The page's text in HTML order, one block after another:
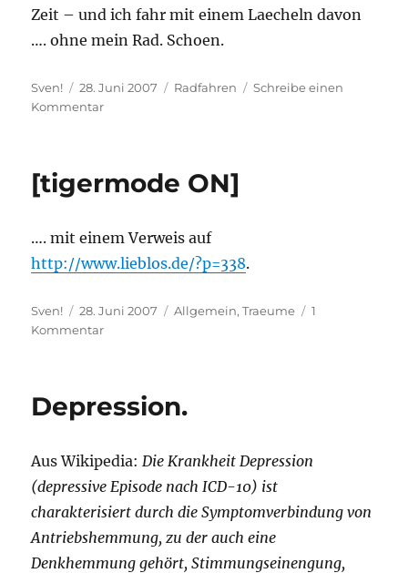
Zeit – und ich fahr mit einem Laecheln davon
…. ohne mein Rad. Schoen.
Autor
Sven!
Veröffentlicht
am
28. Juni 2007 Kategorien
Radfahren
Schreibe einen
Kommentarzu
[tigermode ON]
…. mit einem Verweis auf
http://www.lieblos.de/?p=338.
Autor
Sven!
Veröffentlicht
am
28. Juni 2007 Kategorien
Allgemein,Traeume
1
Kommentarzu
Depression.
Aus Wikipedia: Die Krankheit Depression
(depressive Episode nach ICD-10) ist
charakterisiert durch die Symptomverbindung von
Antriebshemmung, zu der auch eine
Denkhemmung gehört, Stimmungseinengung,